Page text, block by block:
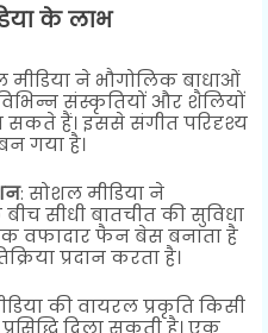
के लाभ
मीडिया ने भौगोलिक बाधाओं
संस्कृतियों और शैलियों
हैं। इससे संगीत परिदृश्य
गया है।
: सोशल मीडिया ने
सीधी बातचीत की सुविधा
वफादार फैन बेस बनाता है
प्रदान करता है।
की वायरल प्रकृति किसी
दिला सकती है। एक